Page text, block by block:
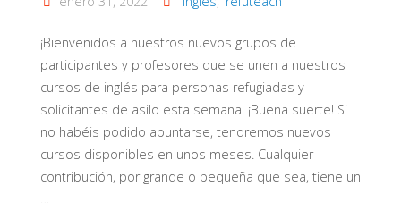
¡Bienvenidos a nuestros nuevos grupos de
participantes y profesores que se unen a nuestros
cursos de inglés para personas refugiadas y
solicitantes de asilo esta semana! ¡Buena suerte! Si
no habéis podido apuntarse, tendremos nuevos
cursos disponibles en unos meses. Cualquier
contribución, por grande o pequeña que sea, tiene un